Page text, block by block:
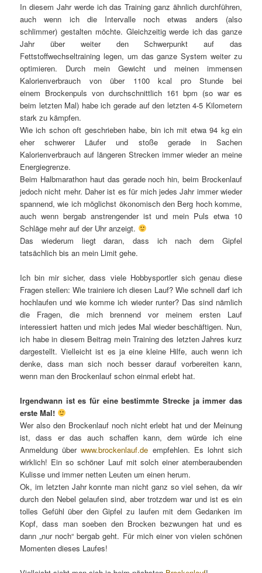
In diesem Jahr werde ich das Training ganz ähnlich durchführen,
auch wenn ich die Intervalle noch etwas anders (also
schlimmer) gestalten möchte. Gleichzeitig werde ich das ganze
Jahr über weiter den Schwerpunkt auf das
Fettstoffwechseltraining legen, um das ganze System weiter zu
optimieren. Durch mein Gewicht und meinen immensen
Kalorienverbrauch von über 1100 kcal pro Stunde bei
einem Brockenpuls von durchschnittlich 161 bpm (so war es
beim letzten Mal) habe ich gerade auf den letzten 4-5 Kilometern
stark zu kämpfen.
Wie ich schon oft geschrieben habe, bin ich mit etwa 94 kg ein
eher schwerer Läufer und stoße gerade in Sachen
Kalorienverbrauch auf längeren Strecken immer wieder an meine
Energiegrenze.
Beim Halbmarathon haut das gerade noch hin, beim Brockenlauf
jedoch nicht mehr. Daher ist es für mich jedes Jahr immer wieder
spannend, wie ich möglichst ökonomisch den Berg hoch komme,
auch wenn bergab anstrengender ist und mein Puls etwa 10
Schläge mehr auf der Uhr anzeigt.
Das wiederum liegt daran, dass ich nach dem Gipfel
tatsächlich bis an mein Limit gehe.
Ich bin mir sicher, dass viele Hobbysportler sich genau diese
Fragen stellen: Wie trainiere ich diesen Lauf? Wie schnell darf ich
hochlaufen und wie komme ich wieder runter? Das sind nämlich
die Fragen, die mich brennend vor meinem ersten Lauf
interessiert hatten und mich jedes Mal wieder beschäftigen. Nun,
ich habe in diesem Beitrag mein Training des letzten Jahres kurz
dargestellt. Vielleicht ist es ja eine kleine Hilfe, auch wenn ich
denke, dass man sich noch besser darauf vorbereiten kann,
wenn man den Brockenlauf schon einmal erlebt hat.
Irgendwann ist es für eine bestimmte Strecke ja immer das
erste Mal!
Wer also den Brockenlauf noch nicht erlebt hat und der Meinung
ist, dass er das auch schaffen kann, dem würde ich eine
Anmeldung überwww.brockenlauf.de empfehlen. Es lohnt sich
wirklich! Ein so schöner Lauf mit solch einer atemberaubenden
Kulisse und immer netten Leuten um einen herum.
Ok, im letzten Jahr konnte man nicht ganz so viel sehen, da wir
durch den Nebel gelaufen sind, aber trotzdem war und ist es ein
tolles Gefühl über den Gipfel zu laufen mit dem Gedanken im
Kopf, dass man soeben den Brocken bezwungen hat und es
dann „nur noch“ bergab geht. Für mich einer von vielen schönen
Momenten dieses Laufes!